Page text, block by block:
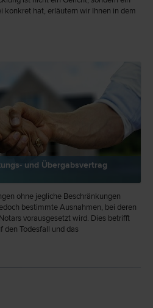
konkret hat, erläutern wir Ihnen in dem
und Übergabsvertrag
ohne jegliche Beschränkungen
bestimmte Ausnahmen, bei deren
vorausgesetzt wird. Dies betrifft
den Todesfall und das
Punkte Sie unbedingt beachten sollten